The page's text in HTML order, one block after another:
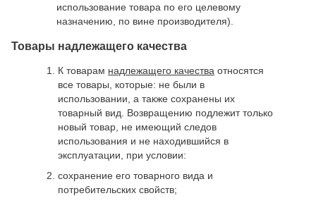
использование товара по его целевому
назначению, по вине производителя).
Товары надлежащего качества
К товарам надлежащего качества относятся
все товары, которые: не были в
использовании, а также сохранены их
товарный вид. Возвращению подлежит только
новый товар, не имеющий следов
использования и не находившийся в
эксплуатации, при условии:
сохранение его товарного вида и
потребительских свойств;